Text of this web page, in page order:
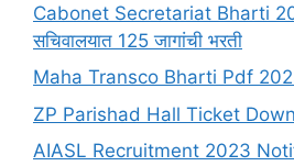
Cabonet Secretariat Bharti
सचिवालयात 125 जागांची भरती
Maha Transco Bharti Pdf
ZP Parishad Hall Ticket
AIASL Recruitment 2023